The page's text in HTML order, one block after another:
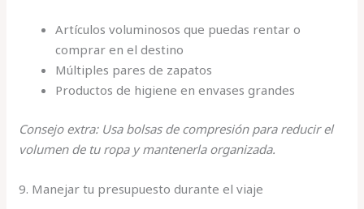
Artículos voluminosos que puedas rentar o
comprar en el destino
Múltiples pares de zapatos
Productos de higiene en envases grandes
Consejo extra: Usa bolsas de compresión para reducir el
volumen de tu ropa y mantenerla organizada.
9. Manejar tu presupuesto durante el viaje